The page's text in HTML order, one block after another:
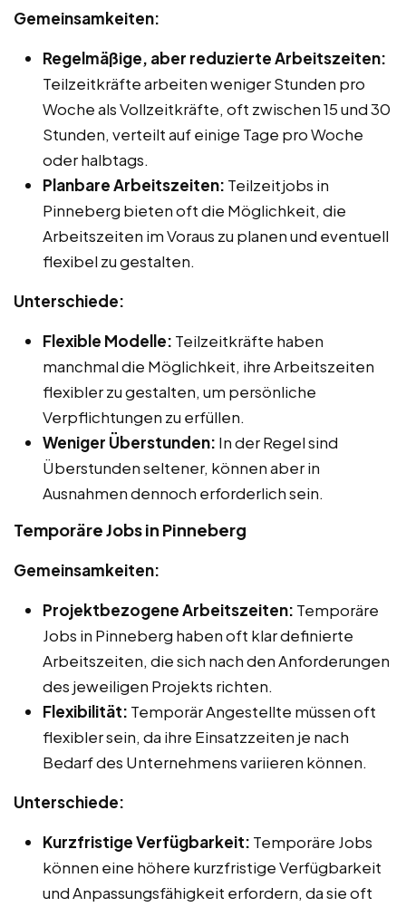
Gemeinsamkeiten:
Regelmäßige, aber reduzierte Arbeitszeiten:
Teilzeitkräfte arbeiten weniger Stunden pro
Woche als Vollzeitkräfte, oft zwischen 15 und 30
Stunden, verteilt auf einige Tage pro Woche
oder halbtags.
Planbare Arbeitszeiten: Teilzeitjobs in
Pinneberg bieten oft die Möglichkeit, die
Arbeitszeiten im Voraus zu planen und eventuell
flexibel zu gestalten.
Unterschiede:
Flexible Modelle: Teilzeitkräfte haben
manchmal die Möglichkeit, ihre Arbeitszeiten
flexibler zu gestalten, um persönliche
Verpflichtungen zu erfüllen.
Weniger Überstunden: In der Regel sind
Überstunden seltener, können aber in
Ausnahmen dennoch erforderlich sein.
Temporäre Jobs in Pinneberg
Gemeinsamkeiten:
Projektbezogene Arbeitszeiten: Temporäre
Jobs in Pinneberg haben oft klar definierte
Arbeitszeiten, die sich nach den Anforderungen
des jeweiligen Projekts richten.
Flexibilität: Temporär Angestellte müssen oft
flexibler sein, da ihre Einsatzzeiten je nach
Bedarf des Unternehmens variieren können.
Unterschiede:
Kurzfristige Verfügbarkeit: Temporäre Jobs
können eine höhere kurzfristige Verfügbarkeit
und Anpassungsfähigkeit erfordern, da sie oft